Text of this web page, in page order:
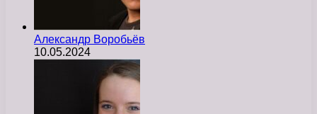
Александр Воробьёв
10.05.2024